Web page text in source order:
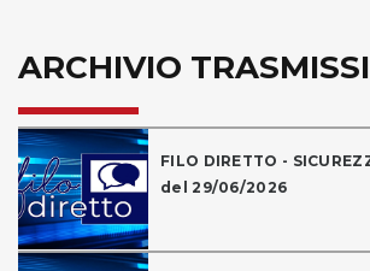
ARCHIVIO
FILO DIRETTO -
del 29/06/2026